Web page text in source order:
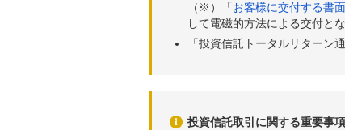
（※）「お客様に交付する書
して電磁的方法による交付とな
「投資信託トータルリターン
投資信託取引に関する重要事項